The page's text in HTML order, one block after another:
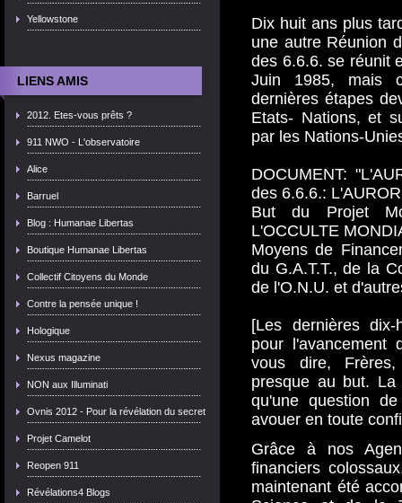
Yellowstone
LIENS AMIS
2012. Etes-vous prêts ?
911 NWO - L'observatoire
Alice
Barruel
Blog : Humanae Libertas
Boutique Humanae Libertas
Collectif Citoyens du Monde
Contre la pensée unique !
Hologique
Nexus magazine
NON aux Illuminati
Ovnis 2012 - Pour la révélation du secret
Projet Camelot
Reopen 911
Révélations4 Blogs
Dix huit ans plus
une autre Réunion
des 6.6.6. se réunit
Juin 1985, mais
dernières étapes
Etats- Nations, et
par les Nations-
DOCUMENT:
des 6.6.6.:
But du Projet
L'OCCULTE
Moyens de
du G.A.T.T., de la
de l'O.N.U. et
[Les dernières
pour l'avancement
vous dire,
presque au but. La
qu'une question
avouer en toute
Grâce à nos
financiers
maintenant été